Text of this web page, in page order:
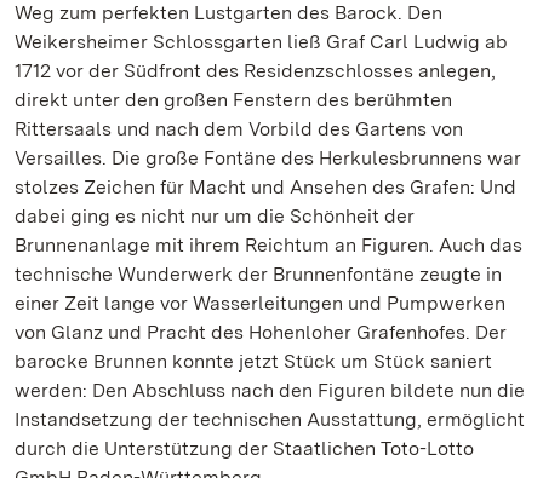
Weg zum perfekten Lustgarten des Barock. Den
Weikersheimer Schlossgarten ließ Graf Carl Ludwig ab
1712 vor der Südfront des Residenzschlosses anlegen,
direkt unter den großen Fenstern des berühmten
Rittersaals und nach dem Vorbild des Gartens von
Versailles. Die große Fontäne des Herkulesbrunnens war
stolzes Zeichen für Macht und Ansehen des Grafen: Und
dabei ging es nicht nur um die Schönheit der
Brunnenanlage mit ihrem Reichtum an Figuren. Auch das
technische Wunderwerk der Brunnenfontäne zeugte in
einer Zeit lange vor Wasserleitungen und Pumpwerken
von Glanz und Pracht des Hohenloher Grafenhofes. Der
barocke Brunnen konnte jetzt Stück um Stück saniert
werden: Den Abschluss nach den Figuren bildete nun die
Instandsetzung der technischen Ausstattung, ermöglicht
durch die Unterstützung der Staatlichen Toto-Lotto